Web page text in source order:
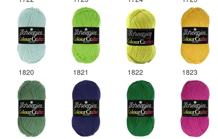
1820 1821 1822 1823